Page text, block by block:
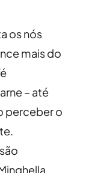
os nós
mais do
– até
perceber o